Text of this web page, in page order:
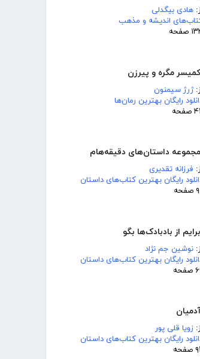
هادی بیگدلی
اندیشه و مذهب
صفحه
مگره و پیرزن
ژرژ سیمنون
رایگان بهترین رمان‌ها
مجموعه داستان‌های دقیقه‌هام
فرزانه تقدیری
رایگان بهترین کتاب‌های داستان
از بادبادک‌ها بگو
نوشین جم نژاد
رایگان بهترین کتاب‌های داستان
زویا قلی پور
رایگان بهترین کتاب‌های داستان